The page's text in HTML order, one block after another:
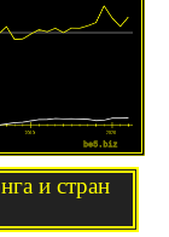
и стран